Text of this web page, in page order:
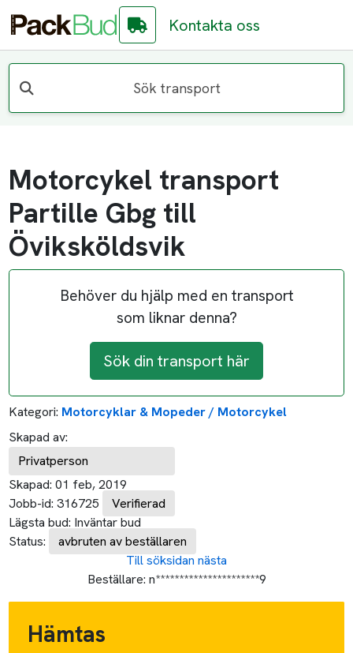
Kontakta oss
Sök transport
Motorcykel transport
Partille Gbg till
Öviksköldsvik
Behöver du hjälp med en transport
som liknar denna?
Sök din transport här
Kategori: Motorcyklar & Mopeder / Motorcykel
Skapad av:
Privatperson
Skapad: 01 feb, 2019
Jobb-id: 316725
Verifierad
Lägsta bud: Inväntar bud
Status:
avbruten av beställaren
Till söksidan nästa
Beställare: n**********************9
Hämtas